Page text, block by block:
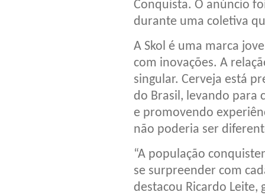
Conquista. O anúncio
durante uma coletiva
A Skol é uma marca
com inovações. A
singular. Cerveja está
do Brasil, levando para
e promovendo
não poderia ser
“A população
se surpreender com
destacou Ricardo Leite,